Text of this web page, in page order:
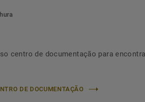
centro de documentação para
DE DOCUMENTAÇÃO